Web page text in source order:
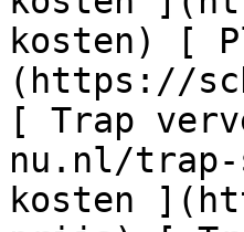
kosten) [
(https://
[ Trap
nu.nl/trap-
kosten